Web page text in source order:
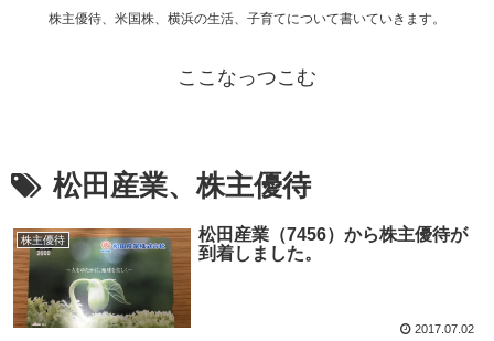
株主優待、米国株、横浜の生活、子育てについて書いていきます。
ここなっつこむ
松田産業、株主優待
株主優待
松田産業（7456）から株主優待が
到着しました。
2017.07.02